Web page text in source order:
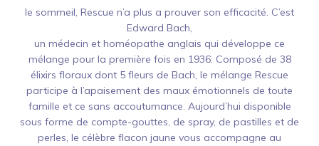
le sommeil, Rescue n’a plus a prouver son efficacité. C’est
Edward Bach,
un médecin et homéopathe anglais qui développe ce
mélange pour la première fois en 1936. Composé de 38
élixirs floraux dont 5 fleurs de Bach, le mélange Rescue
participe à l’apaisement des maux émotionnels de toute
famille et ce sans accoutumance. Aujourd’hui disponible
sous forme de compte-gouttes, de spray, de pastilles et de
perles, le célèbre flacon jaune vous accompagne au